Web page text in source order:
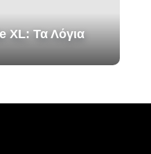
XL: Τα Λόγια